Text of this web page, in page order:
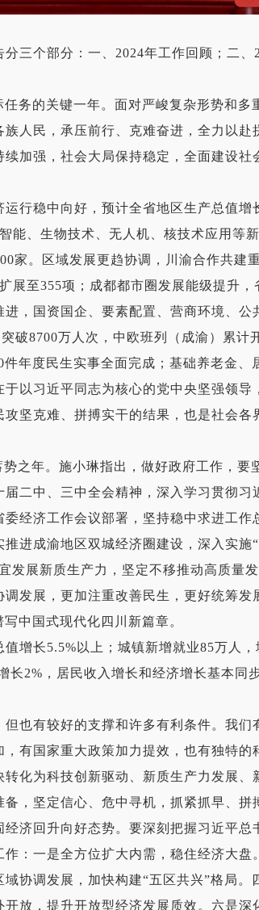
个部分：一、2024年工作回顾；二、
的关键一年。面对严峻复杂形势和多
人民，承压前行、克难奋进，全力以赴
加强，社会大局保持稳定，全面建设社
稳中向好，预计全省地区生产总值增
能、生物技术、无人机、核技术应用等
家。区域发展更趋协调，川渝合作共建
展至355项；成都都市圈发展能级提升
，国资国企、要素配置、营商环境、公
破8700万人次，中欧班列（成渝）累计
年度民生实事全面完成；基础养老金、
以习近平同志为核心的党中央坚强领导
坚克难、拼搏实干的结果，也是社会各
年。施小琳指出，做好政府工作，要
二中、三中全会精神，深入学习贯彻习
经济工作会议部署，坚持稳中求进工作
进成渝地区双城经济圈建设，深入实施
发展新质生产力，坚定不移推动高质量
发展，更加注重改善民生，更好统筹发
中国式现代化四川新篇章。
长5.5%以上；城镇新增就业85万人，
2%，居民收入增长和经济增长基本同
有较好的支撑和许多有利条件。我们
有国家重大政策加力提效，也有独特的
化为科技创新驱动、新质生产力发展、
，坚定信心、危中寻机，抓紧抓早、拼
济回升向好态势。要深刻把握习近平总
：一是全方位扩大内需，稳住经济大盘
协调发展，加快构建“五区共兴”格局。
放，提升开放型经济发展质效。六是深